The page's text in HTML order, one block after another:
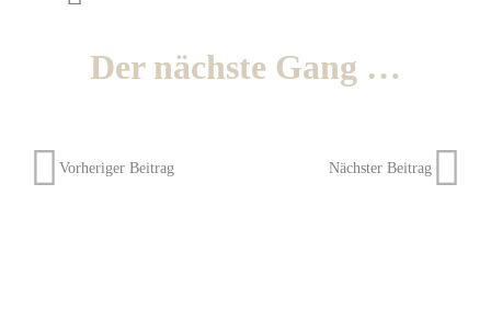
Der nächste Gang …
Vorheriger Beitrag Nächster Beitrag